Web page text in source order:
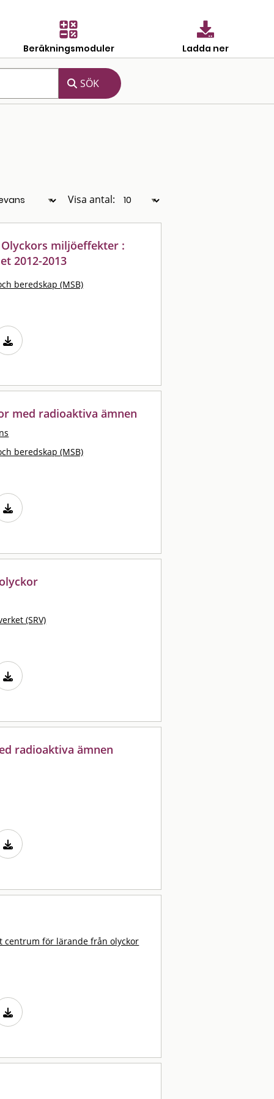
Beräkningsmoduler Ladda ner
Visa antal:
miljöeffekter :
2012-2013
beredskap (MSB)
med radioaktiva ämnen
beredskap (MSB)
(SRV)
radioaktiva ämnen
centrum för lärande från olyckor